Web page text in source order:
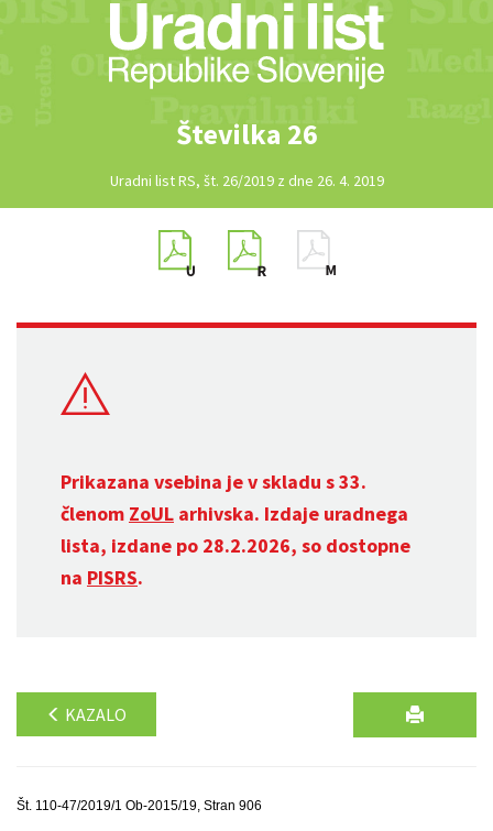
Številka 26
Uradni list RS, št. 26/2019 z dne 26. 4. 2019
Prikazana vsebina je v skladu s 33.
členom ZoUL arhivska. Izdaje uradnega
lista, izdane po 28.2.2026, so dostopne
na PISRS.
KAZALO
Št. 110-47/2019/1 Ob-2015/19, Stran 906